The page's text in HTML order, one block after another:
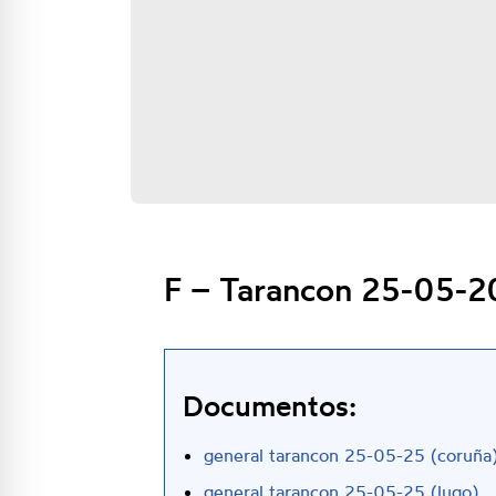
F – Tarancon 25-05-
Documentos:
general tarancon 25-05-25